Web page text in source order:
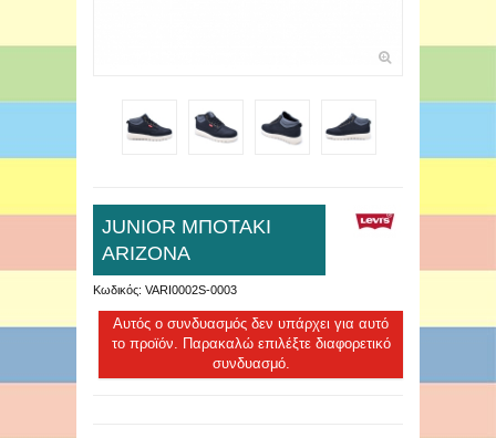
JUNIOR ΜΠΟΤΑΚΙ
ARIZONA
Κωδικός: VARI0002S-0003
Αυτός ο συνδυασμός δεν υπάρχει για αυτό
το προϊόν. Παρακαλώ επιλέξτε διαφορετικό
συνδυασμό.